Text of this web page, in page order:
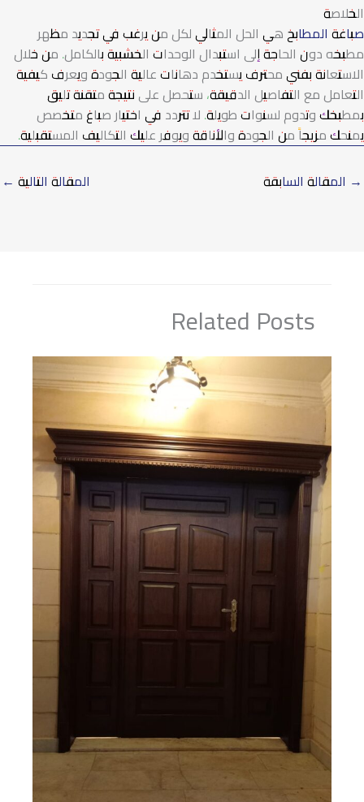
الخلاصة
صباغة المطابخ هي الحل المثالي لكل من يرغب في تجديد مظهر
مطبخه دون الحاجة إلى استبدال الوحدات الخشبية بالكامل. من خلال
الاستعانة بفني محترف يستخدم دهانات عالية الجودة ويعرف كيفية
التعامل مع التفاصيل الدقيقة، ستحصل على نتيجة متقنة تليق
بمطبخك وتدوم لسنوات طويلة. لا تتردد في اختيار صباغ متخصص
يمنحك مزيجاً من الجودة والأناقة ويوفر عليك التكاليف المستقبلية.
→ المقالة السابقة المقالة التالية ←
Related Posts